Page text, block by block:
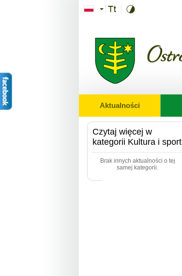
Aktualności
Czytaj więcej w
kategorii Kultura i sport
Brak innych aktualności o tej
samej kategorii.